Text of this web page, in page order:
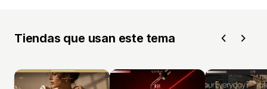
Tiendas que usan este tema